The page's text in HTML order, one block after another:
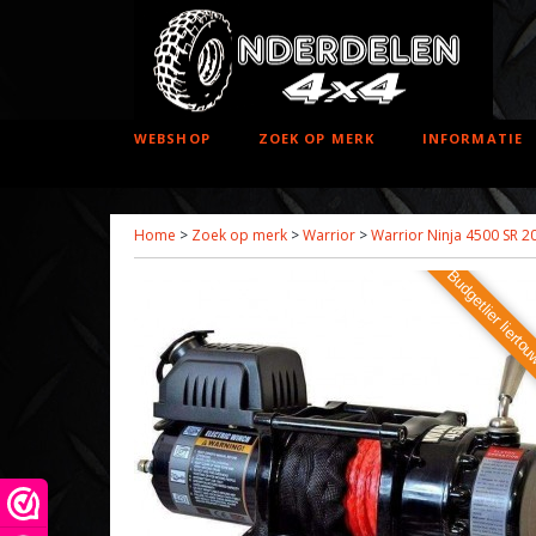
WEBSHOP ZOEK OP MERK INFORMATIE
Home > Zoek op merk >Warrior >Warrior Ninja 4500 SR
Budgetlier